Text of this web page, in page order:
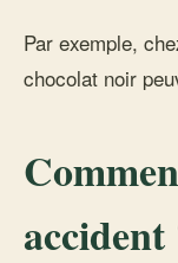
Par exemple,
chocolat noir
accident